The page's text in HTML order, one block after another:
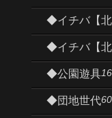
◆イチバ【北
◆イチバ【北
◆公園遊具
◆団地世代60